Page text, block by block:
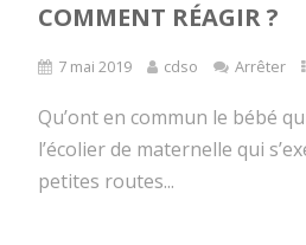
COMMENT RÉAGIR ?
7 mai 2019 cdso Arrêter
Qu’ont en commun le bébé
l’écolier de maternelle qui
petites routes...